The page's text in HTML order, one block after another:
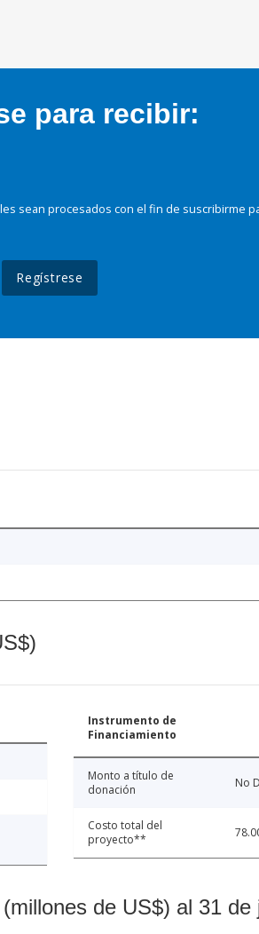
para recibir:
sean procesados con el fin de suscribirme
Regístrese
Instrumento de
Financiamiento
Monto a título de
donación
No
Costo total del
proyecto**
de US$) al 31 de